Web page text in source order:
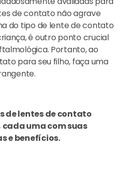
de contato não agrave
do tipo de lente de contato
é outro ponto crucial
Portanto, ao
para seu filho, faça uma
de lentes de contato
uma com suas
e benefícios.